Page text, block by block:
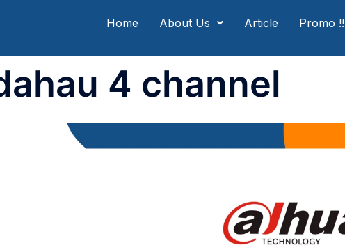
Home About Us Article Promo !!
4 channel